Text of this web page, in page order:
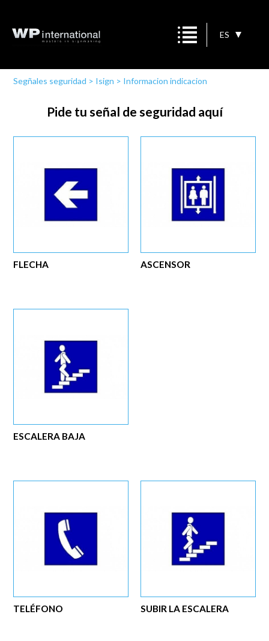
ES
Segñales seguridad > Isign > Informacion indicacion
Pide tu señal de seguridad aquí
FLECHA ASCENSOR
ESCALERA BAJA
SUBIR LA ESCALERA
TELÉFONO